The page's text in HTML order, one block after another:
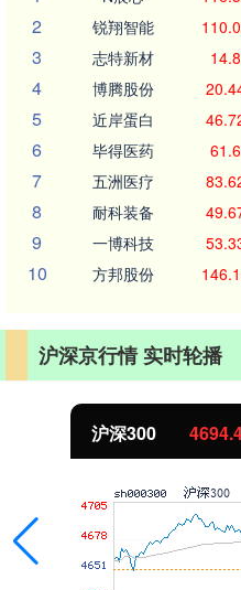
2 锐翔智能
3 志特新材 14.8
4 博腾股份
5 近岸蛋白
6 毕得医药 61.6
7 五洲医疗
8 耐科装备
9 一博科技
10 方邦股份
沪深京行情 实时轮播
沪深300